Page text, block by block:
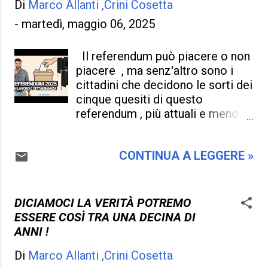
che una malattia gli sia piombata
addosso . Di certo si tratta di una
malattia che si è appiccicata nell'
anima e nel cervello , scusate se
sono un po' troppo duro ,
spietato a chi si finge sordo e
non lo è , un vizio , una virtù , un
programma , ma sta al fatto che
non soltanto prendono in giro
parlargli e comunicare con loro
per rendersi conto che sono dei
questo post , di parlare di loro ,
perché nessuno ne parla per
paura di schiantarsi , di farsi
Di Marco Allanti ,Crini Cosetta
- martedì, maggio 06, 2025
Il referendum può piacere o non
piacere , ma senz'altro sono i
cittadini che decidono le sorti dei
cinque quesiti di questo
referendum , più attuali e meno
futuro più roseo , e magari fare le
cosa vogliono realmente i
cittadini . Un centrodestra che
di marcio c'è , e come si possa
CONTINUA A LEGGERE »
DICIAMOCI LA VERITÀ POTREMO
ESSERE COSÌ TRA UNA DECINA DI
ANNI !
Di Marco Allanti ,Crini Cosetta